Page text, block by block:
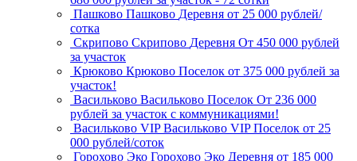
Пашково Пашково Деревня от 25 000 рублей/
сотка
Скрипово Скрипово Деревня От 450 000 рублей
за участок
Крюково Крюково Поселок от 375 000 рублей за
участок!
Васильково Васильково Поселок От 236 000
рублей за участок с коммуникациями!
Васильково VIP Васильково VIP Поселок от 25
000 рублей/соток
Горохово Эко Горохово Эко Деревня от 185 000